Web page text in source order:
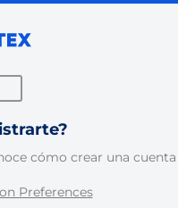
cómo crear una cuenta
Preferences